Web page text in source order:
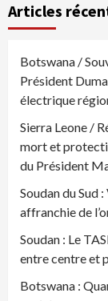
Articles
Botswana /
Président
électrique
Sierra Leone /
mort et
du Président
Soudan du Sud
affranchie de
Soudan : Le
entre centre et
Botswana :